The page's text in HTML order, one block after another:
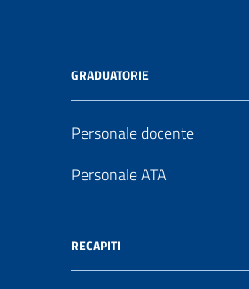
GRADUATORIE
Personale docente
Personale ATA
RECAPITI